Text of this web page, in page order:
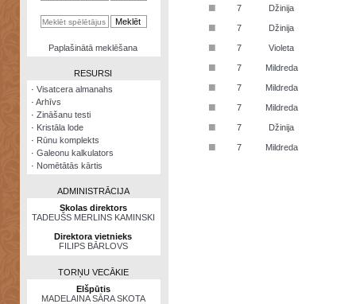
kalkulators
NomētātāsPaplašinātā meklēšana
RESURSI
·Visatcera almanahs
·Arhīvs
·Zināšanu testi
· Kristāla lode
· Rūnu komplekts
·Galeonu kalkulators
· Nomētātās kārtis
ADMINISTRĀCIJA
Skolas direktors
TADEUŠS MERLINS KAMINSKI
Direktora vietnieks
FILIPS BĀRLOVS
TORŅU VECĀKIE
Elšpūtis
MADELAINA SĀRA SKOTA
■ 7 Džinija
■ 7 Džinija
■ 7 Violeta
■ 7 Mildreda
■ 7 Mildreda
■ 7 Mildreda
■ 7 Džinija
■ 7 Mildreda